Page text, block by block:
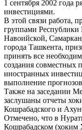
1 сентября 2002 года
инвестициями.
В этой связи работа,
группами Республики
Навоийской,
города Ташкента,
принять все
создания совместных
иностранных
выполнение
Также на заседании
заслушаны отчеты
Кошрабадского и
Отмечено, что в
Кошрабадском (хоким